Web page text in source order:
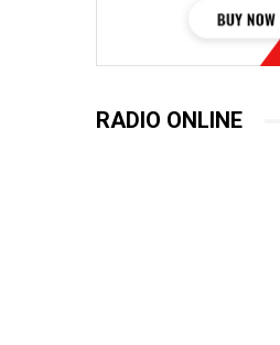
RADIO ONLINE